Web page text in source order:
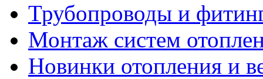
Трубопроводы и
Монтаж систем
Новинки отопления и